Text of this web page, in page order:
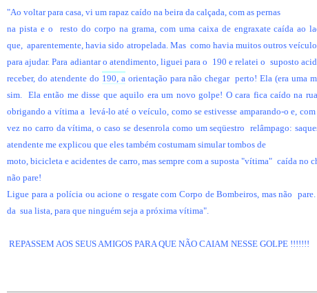
"Ao voltar para casa, vi um rapaz caído na beira da calçada, com as pernas
na pista e o
resto do corpo na grama, com uma caixa de engraxate caída ao
que,
aparentemente, havia sido atropelada. Mas como havia muitos outros
para ajudar. Para adiantar o atendimento, liguei para o 190 e relatei o suposto
receber, do atendente do 190, a orientação para não chegar perto! Ela (era uma
sim.
Ela então me disse que aquilo era um novo golpe! O cara fica caído na rua,
obrigando a vítima a levá-lo até o veículo, como se estivesse amparando-o e, com
vez no carro da vítima, o caso se desenrola como um seqüestro
relâmpago:
atendente me explicou que eles também costumam simular tombos de
moto, bicicleta e acidentes de carro, mas sempre com a suposta "vítima" caída no
não pare!
Ligue para a polícia ou acione o resgate com Corpo de Bombeiros, mas não
da sua lista, para que ninguém seja a próxima vítima".
REPASSEM AOS SEUS AMIGOS PARA QUE NÃO CAIAM NESSE GOLPE !!!!!!!